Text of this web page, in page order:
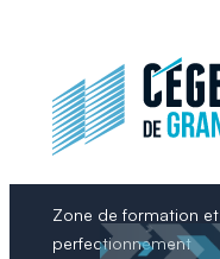
Zone de formation et
perfectionnement